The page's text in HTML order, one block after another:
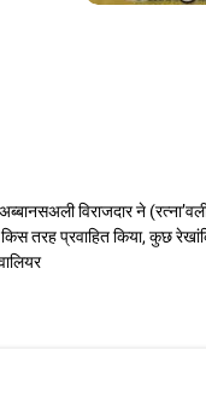
अब्बानसअली विराजदार ने
तरह प्रवाहित किया, कुछ